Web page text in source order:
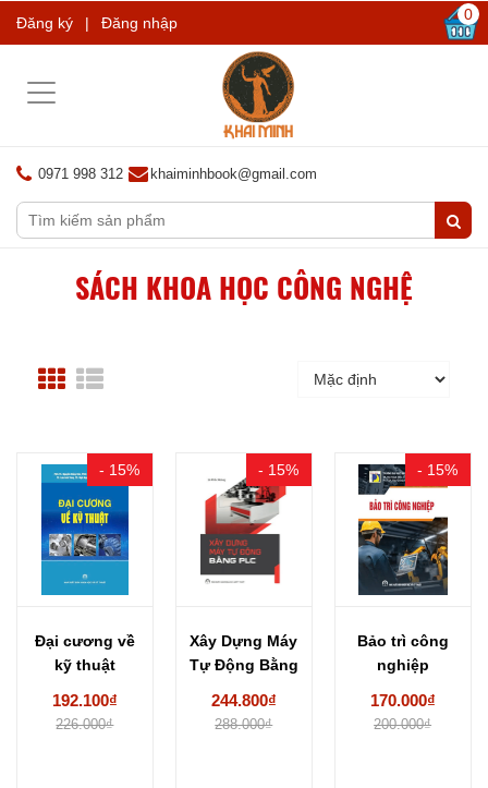
Đăng ký | Đăng nhập 0
Toggle
0971 998 312 khaiminhbook@gmail.com
SÁCH KHOA HỌC CÔNG NGHỆ
- 15%
Đại cương về
kỹ thuật
192.100₫
226.000₫
- 15%
Xây Dựng Máy
Tự Động Bằng
244.800₫
288.000₫
- 15%
Bảo trì công
nghiệp
170.000₫
200.000₫